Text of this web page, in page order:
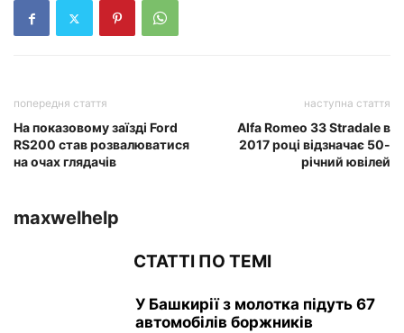
попередня стаття
На показовому заїзді Ford
RS200 став розвалюватися
на очах глядачів
наступна стаття
Alfa Romeo 33 Stradale в
2017 році відзначає 50-
річний ювілей
maxwelhelp
СТАТТІ ПО ТЕМІ
У Башкирії з молотка підуть 67
автомобілів боржників